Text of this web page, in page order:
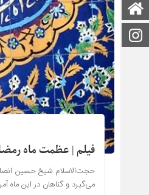
صفحه اصلی
اینستاگرام
فیلم | عظمت ماه
حجت‌الاسلام شیخ حسین
می‌گیرد و گناهان در این ماه